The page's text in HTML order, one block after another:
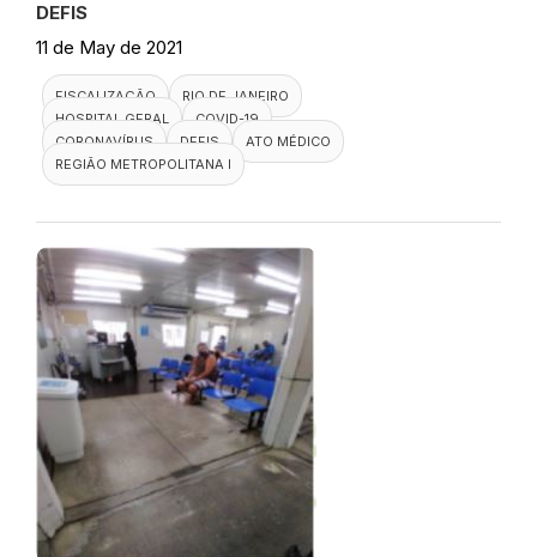
DEFIS
11 de May de 2021
FISCALIZAÇÃO
RIO DE JANEIRO
HOSPITAL GERAL
COVID-19
CORONAVÍRUS
DEFIS
ATO MÉDICO
REGIÃO METROPOLITANA I